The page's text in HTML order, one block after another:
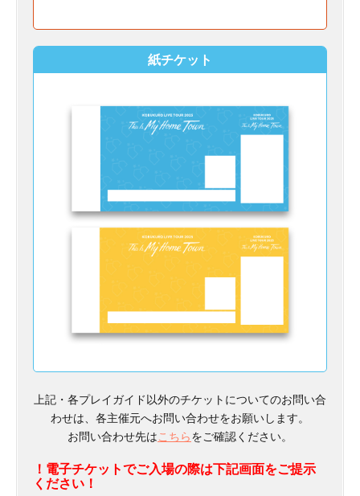
紙チケット
上記・各プレイガイド以外のチケットについてのお問い合
わせは、各主催元へお問い合わせをお願いします。
お問い合わせ先はこちらをご確認ください。
！電子チケットでご入場の際は下記画面をご提示
ください！